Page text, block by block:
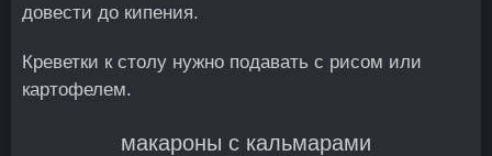
довести до кипения.
Креветки к столу нужно подавать с рисом или
картофелем.
макароны с кальмарами